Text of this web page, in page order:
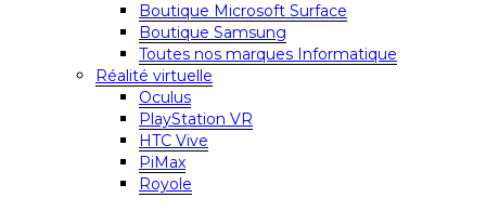
Boutique Microsoft Surface
Boutique Samsung
Toutes nos marques Informatique
Réalité virtuelle
Oculus
PlayStation VR
HTC Vive
PiMax
Royole